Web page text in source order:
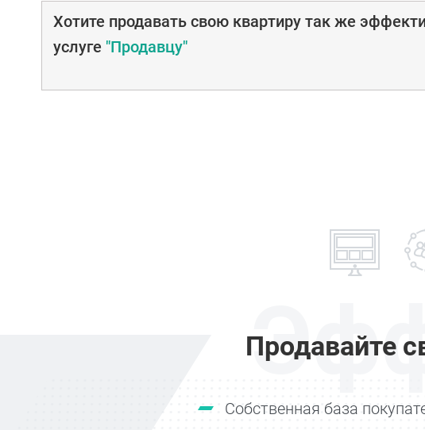
Хотите продавать свою квартиру так же
услуге "Продавцу"
Продавайте
Собственная база